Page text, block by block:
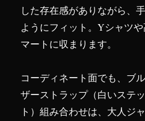
した存在感がありながら、
ようにフィット。Yシャツ
マートに収まります。
コーディネート面でも、ブ
ザーストラップ（白いステ
ト）組み合わせは、大人ジ